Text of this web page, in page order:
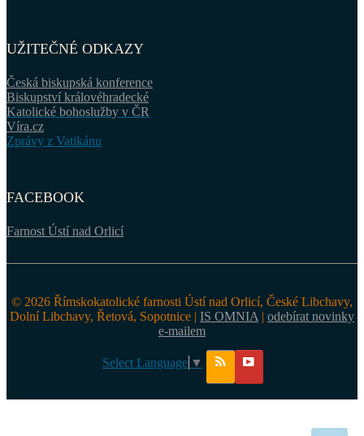
UŽITEČNÉ ODKAZY
Česká biskupská konference
Biskupství královéhradecké
Katolické bohoslužby v ČR
Víra.cz
Zprávy z Vatikánu
FACEBOOK
Farnost Ústí nad Orlicí
© 2026 Římskokatolické farnosti Ústí nad Orlicí, České Libchavy,
Dolní Libchavy, Řetová, Sopotnice | IS OMNIA | odebírat novinky
e-mailem
Select Language ▼